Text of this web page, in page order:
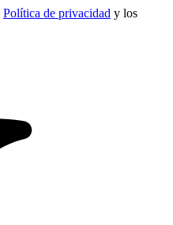
Política de privacidad y los